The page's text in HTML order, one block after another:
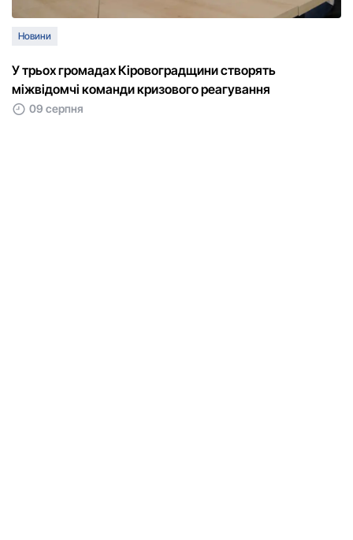
Новини
У трьох громадах Кіровоградщини створять
міжвідомчі команди кризового реагування
09 серпня